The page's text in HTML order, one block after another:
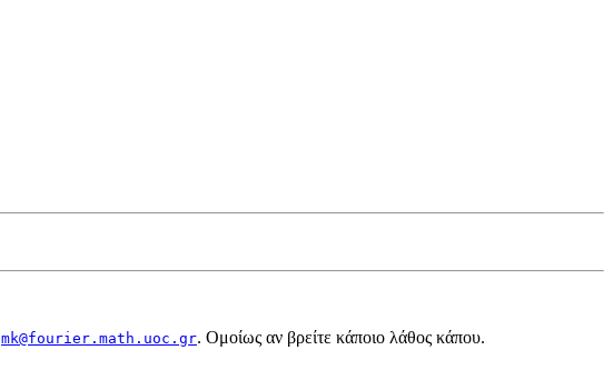
mk@fourier.math.uoc.gr. Ομοίως αν βρείτε κάποιο λάθος κάπου.